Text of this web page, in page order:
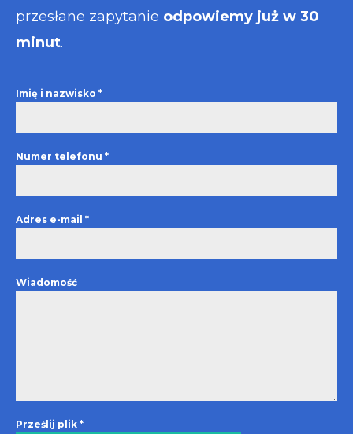
przesłane zapytanie odpowiemy już w 30
minut.
Imię i nazwisko *
Numer telefonu *
Adres e-mail *
Wiadomość
Prześlij plik *